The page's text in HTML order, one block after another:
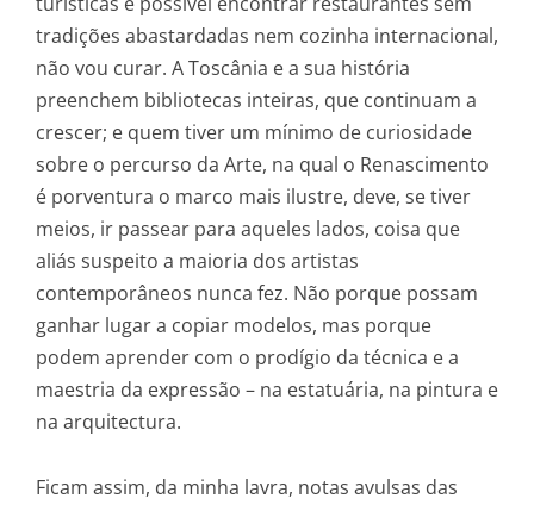
tradições abastardadas nem cozinha internacional,
não vou curar. A Toscânia e a sua história
preenchem bibliotecas inteiras, que continuam a
crescer; e quem tiver um mínimo de curiosidade
sobre o percurso da Arte, na qual o Renascimento
é porventura o marco mais ilustre, deve, se tiver
meios, ir passear para aqueles lados, coisa que
aliás suspeito a maioria dos artistas
contemporâneos nunca fez. Não porque possam
ganhar lugar a copiar modelos, mas porque
podem aprender com o prodígio da técnica e a
maestria da expressão – na estatuária, na pintura e
na arquitectura.
Ficam assim, da minha lavra, notas avulsas das